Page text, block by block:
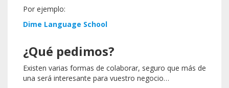
Por ejemplo:
Dime Language School
¿Qué pedimos?
Existen varias formas de colaborar, seguro que más de
una será interesante para vuestro negocio…